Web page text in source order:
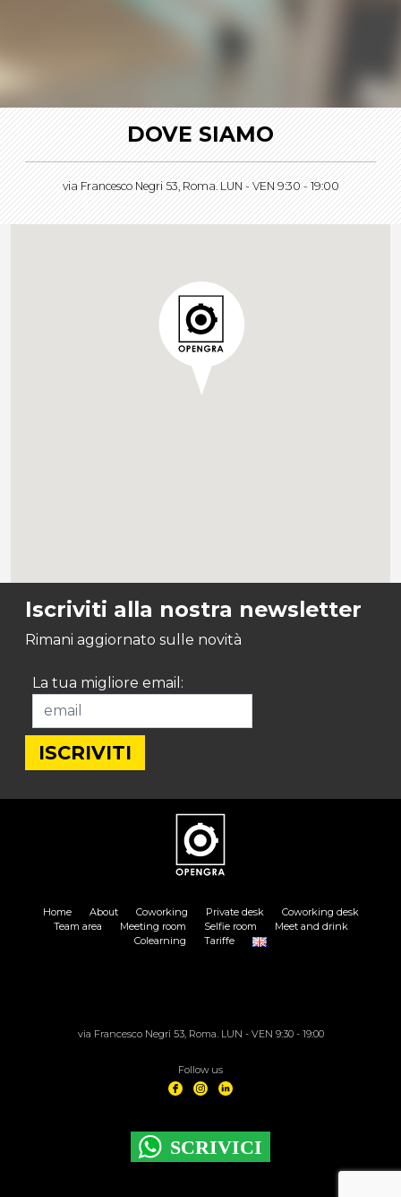
DOVE SIAMO
via Francesco Negri 53, Roma. LUN - VEN 9:30 - 19:00
Iscriviti alla nostra newsletter
Rimani aggiornato sulle novità
La tua migliore email:
Home About Coworking Private desk
Coworking desk
Team area
Meeting room Selfie room
Meet and drink
Colearning
Tariffe
via Francesco Negri 53, Roma. LUN - VEN 9:30 - 19:00
Follow us